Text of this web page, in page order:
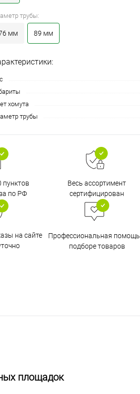
трубы:
мм 89 мм
хомута
трубы
пунктов
по РФ
Весь ассортимент
сертифицирован
на сайте
Профессиональная
подборе товаров
площадок